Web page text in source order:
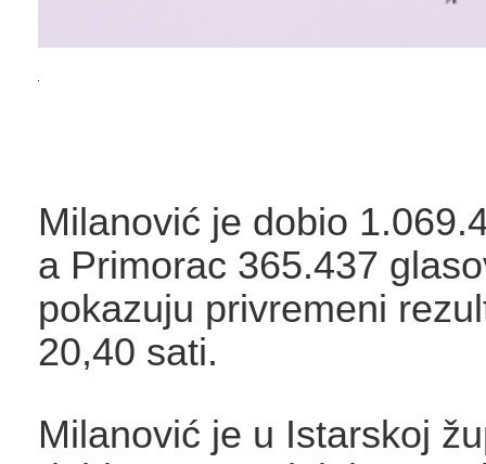
Milanović je dobio
a Primorac 365.437
pokazuju privremeni
20,40 sati.
Milanović je u Istarskoj